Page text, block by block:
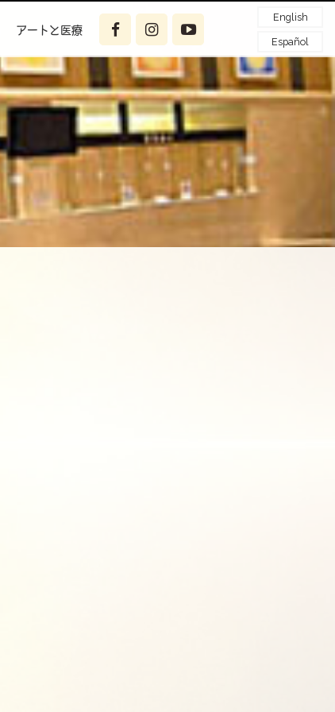
アートと医療
English
Español